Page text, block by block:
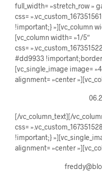
full_width= »stretch_row »
css=
!important;} »][vc_column
[vc_column width= »1/5″
css=
#dd9933
[vc_single_image image=
alignment= »center
[/vc_column_text][/
css=
!important;}
alignment= »center